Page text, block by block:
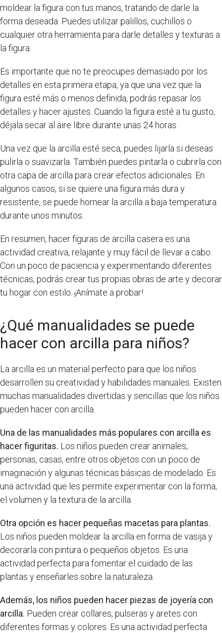
moldear la figura con tus manos, tratando de darle la
forma deseada. Puedes utilizar palillos, cuchillos o
cualquier otra herramienta para darle detalles y texturas a
la figura.
Es importante que no te preocupes demasiado por los
detalles en esta primera etapa, ya que una vez que la
figura esté más o menos definida, podrás repasar los
detalles y hacer ajustes. Cuando la figura esté a tu gusto,
déjala secar al aire libre durante unas 24 horas.
Una vez que la arcilla esté seca, puedes lijarla si deseas
pulirla o suavizarla. También puedes pintarla o cubrirla con
otra capa de arcilla para crear efectos adicionales. En
algunos casos, si se quiere una figura más dura y
resistente, se puede hornear la arcilla a baja temperatura
durante unos minutos.
En resumen, hacer figuras de arcilla casera es una
actividad creativa, relajante y muy fácil de llevar a cabo.
Con un poco de paciencia y experimentando diferentes
técnicas, podrás crear tus propias obras de arte y decorar
tu hogar con estilo. ¡Anímate a probar!
¿Qué manualidades se puede
hacer con arcilla para niños?
La arcilla es un material perfecto para que los niños
desarrollen su creatividad y habilidades manuales. Existen
muchas manualidades divertidas y sencillas que los niños
pueden hacer con arcilla.
Una de las manualidades más populares con arcilla es
hacer figuritas. Los niños pueden crear animales,
personas, casas, entre otros objetos con un poco de
imaginación y algunas técnicas básicas de modelado. Es
una actividad que les permite experimentar con la forma,
el volumen y la textura de la arcilla.
Otra opción es hacer pequeñas macetas para plantas.
Los niños pueden moldear la arcilla en forma de vasija y
decorarla con pintura o pequeños objetos. Es una
actividad perfecta para fomentar el cuidado de las
plantas y enseñarles sobre la naturaleza.
Además, los niños pueden hacer piezas de joyería con
arcilla. Pueden crear collares, pulseras y aretes con
diferentes formas y colores. Es una actividad perfecta